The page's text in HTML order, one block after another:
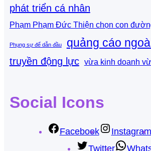
phát triển cá nhân
Phạm Phạm Đức Thiện chọn con
Phụng sự để dẫn đầu quảng cáo
truyền động lực vừa kinh doanh
Social Icons
Facebook Instagram
Twitter